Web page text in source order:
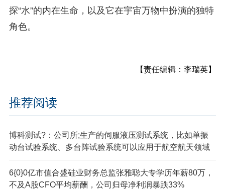
探“水”的内在生命，以及它在宇宙万物中扮演的独特
角色。
【责任编辑：李瑞英】
推荐阅读
博科测试?：公司所;生产的伺服液压测试系统，比如单振
动台试验系统、多台阵试验系统可以应用于航空航天领域
6{0}0亿市值合盛硅业财务总监张雅聪大专学历年薪80万，
不及A股CFO平均薪酬，公司归母净利润暴跌33%